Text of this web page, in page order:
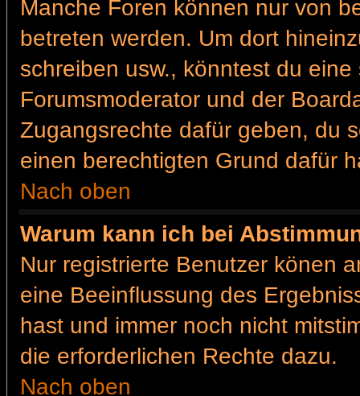
Manche Foren können nur von
betreten werden. Um dort
schreiben usw., könntest du
Forumsmoderator und der
Zugangsrechte dafür geben, du
einen berechtigten Grund dafür
Nach oben
Warum kann ich bei
Nur registrierte Benutzer könen
eine Beeinflussung des
hast und immer noch nicht
die erforderlichen Rechte dazu.
Nach oben